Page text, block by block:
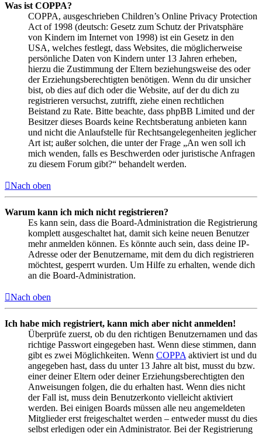
Was ist COPPA?
COPPA, ausgeschrieben Children’s Online Privacy Protection
Act of 1998 (deutsch: Gesetz zum Schutz der Privatsphäre
von Kindern im Internet von 1998) ist ein Gesetz in den
USA, welches festlegt, dass Websites, die möglicherweise
persönliche Daten von Kindern unter 13 Jahren erheben,
hierzu die Zustimmung der Eltern beziehungsweise des oder
der Erziehungsberechtigten benötigen. Wenn du dir unsicher
bist, ob dies auf dich oder die Website, auf der du dich zu
registrieren versuchst, zutrifft, ziehe einen rechtlichen
Beistand zu Rate. Bitte beachte, dass phpBB Limited und der
Besitzer dieses Boards keine Rechtsberatung anbieten kann
und nicht die Anlaufstelle für Rechtsangelegenheiten jeglicher
Art ist; außer solchen, die unter der Frage „An wen soll ich
mich wenden, falls es Beschwerden oder juristische Anfragen
zu diesem Forum gibt?“ behandelt werden.
Nach oben
Warum kann ich mich nicht registrieren?
Es kann sein, dass die Board-Administration die Registrierung
komplett ausgeschaltet hat, damit sich keine neuen Benutzer
mehr anmelden können. Es könnte auch sein, dass deine IP-
Adresse oder der Benutzername, mit dem du dich registrieren
möchtest, gesperrt wurden. Um Hilfe zu erhalten, wende dich
an die Board-Administration.
Nach oben
Ich habe mich registriert, kann mich aber nicht anmelden!
Überprüfe zuerst, ob du den richtigen Benutzernamen und das
richtige Passwort eingegeben hast. Wenn diese stimmen, dann
gibt es zwei Möglichkeiten. Wenn COPPA aktiviert ist und du
angegeben hast, dass du unter 13 Jahre alt bist, musst du bzw.
einer deiner Eltern oder deiner Erziehungsberechtigten den
Anweisungen folgen, die du erhalten hast. Wenn dies nicht
der Fall ist, muss dein Benutzerkonto vielleicht aktiviert
werden. Bei einigen Boards müssen alle neu angemeldeten
Mitglieder erst freigeschaltet werden – entweder musst du dies
selbst erledigen oder ein Administrator. Bei der Registrierung